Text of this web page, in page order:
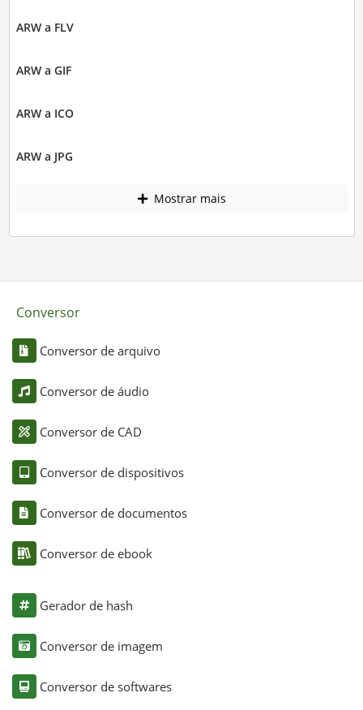
ARW a FLV
ARW a GIF
ARW a ICO
ARW a JPG
Mostrar mais
Conversor
Conversor de arquivo
Conversor de áudio
Conversor de CAD
Conversor de dispositivos
Conversor de documentos
Conversor de ebook
Gerador de hash
Conversor de imagem
Conversor de softwares